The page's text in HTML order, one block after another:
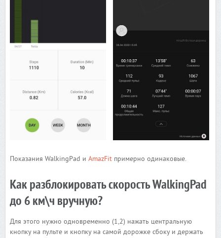
Показания WalkingPad и AmazFitпримерно одинаковые.
Как разблокировать скорость WalkingPad
до 6 км\ч вручную?
Для этого нужно одновременно (1,2) нажать центральную
кнопку на пульте и кнопку на самой дорожке сбоку и держать